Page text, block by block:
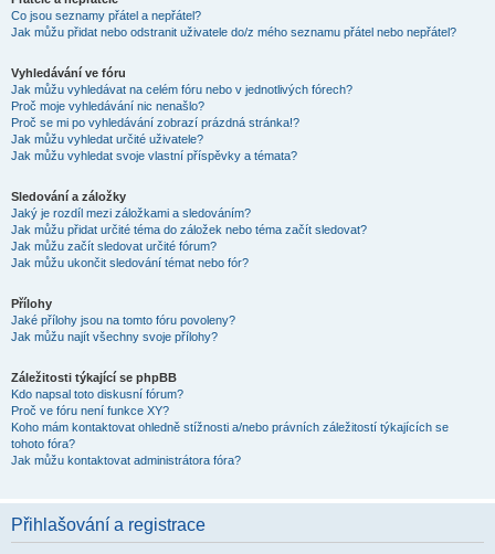
Co jsou seznamy přátel a nepřátel?
Jak můžu přidat nebo odstranit uživatele do/z mého seznamu přátel nebo nepřátel?
Vyhledávání ve fóru
Jak můžu vyhledávat na celém fóru nebo v jednotlivých fórech?
Proč moje vyhledávání nic nenašlo?
Proč se mi po vyhledávání zobrazí prázdná stránka!?
Jak můžu vyhledat určité uživatele?
Jak můžu vyhledat svoje vlastní příspěvky a témata?
Sledování a záložky
Jaký je rozdíl mezi záložkami a sledováním?
Jak můžu přidat určité téma do záložek nebo téma začít sledovat?
Jak můžu začít sledovat určité fórum?
Jak můžu ukončit sledování témat nebo fór?
Přílohy
Jaké přílohy jsou na tomto fóru povoleny?
Jak můžu najít všechny svoje přílohy?
Záležitosti týkající se phpBB
Kdo napsal toto diskusní fórum?
Proč ve fóru není funkce XY?
Koho mám kontaktovat ohledně stížnosti a/nebo právních záležitostí týkajících se
tohoto fóra?
Jak můžu kontaktovat administrátora fóra?
Přihlašování a registrace